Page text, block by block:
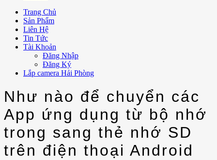
Trang Chủ
Sản Phẩm
Liên Hệ
Tin Tức
Tài Khoản
Đăng Nhập
Đăng Ký
Lắp camera Hải Phòng
Như nào để chuyển các
App ứng dụng từ bộ nhớ
trong sang thẻ nhớ SD
trên điện thoại Android